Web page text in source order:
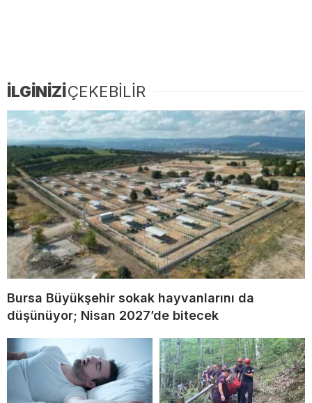
İLGİNİZİÇEKEBİLİR
Bursa Büyükşehir sokak hayvanlarını da
düşünüyor; Nisan 2027’de bitecek